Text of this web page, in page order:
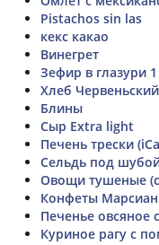
Pistachos sin las
кекс какао
Винегрет
Зефир в глазури
Хлеб Червеньский
Блины
Сыр Extra light
Печень трески
Сельдь под
Овощи тушеные (с
Конфеты
Печенье овсяное
Куриное рагу с